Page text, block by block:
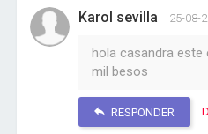
Karol sevilla 25-08-
hola casandra este
mil besos
RESPONDER